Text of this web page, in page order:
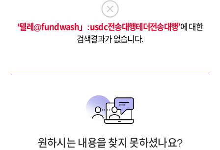
‘텔레@fundwash」:usdc전송대행테더전송대행’에 대한
검색결과가 없습니다.
원하시는 내용을 찾지 못하셨나요?